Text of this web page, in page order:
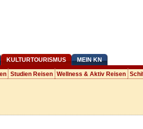
KULTURTOURISMUS MEIN KN
Studien Reisen Wellness & Aktiv Reisen